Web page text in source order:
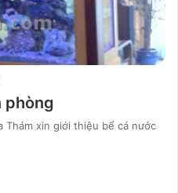
phòng
Thám xin giới thiệu bể cá nước